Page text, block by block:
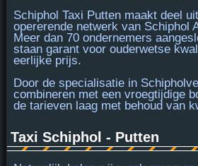
Schiphol Taxi Putten maakt deel
opererende netwerk van Schiphol
Meer dan 70 ondernemers
staan garant voor ouderwetse
eerlijke prijs.
Door de specialisatie in
combineren met een vroegtijdige
de tarieven laag met behoud van
Taxi Schiphol - Putten